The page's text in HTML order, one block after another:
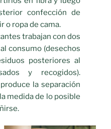
confección de
o ropa de cama.
trabajan con dos
consumo (desechos
posteriores al
y recogidos).
la separación
medida de lo posible